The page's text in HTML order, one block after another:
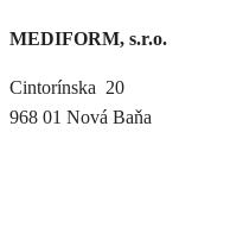
MEDIFORM, s.r.o.
Cintorínska 20
968 01 Nová Baňa